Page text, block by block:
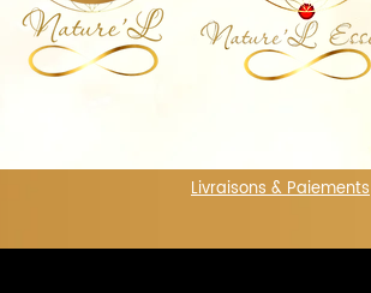
Livraisons & Paiements